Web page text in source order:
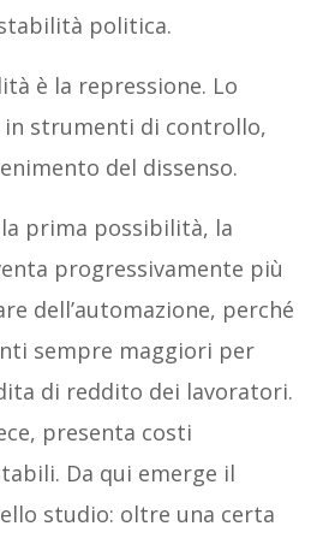
politica.
è la repressione. Lo
strumenti di controllo,
del dissenso.
prima possibilità, la
progressivamente più
dell’automazione, perché
sempre maggiori per
di reddito dei lavoratori.
presenta costi
Da qui emerge il
studio: oltre una certa